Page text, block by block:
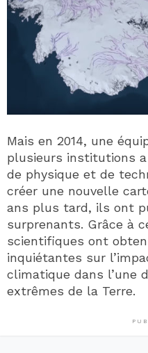
Mais en 2014, une
plusieurs institutions
de physique et de
créer une nouvelle
ans plus tard, ils ont
surprenants. Grâce à
scientifiques ont
inquiétantes sur
climatique dans l’une
extrêmes de la Terre.